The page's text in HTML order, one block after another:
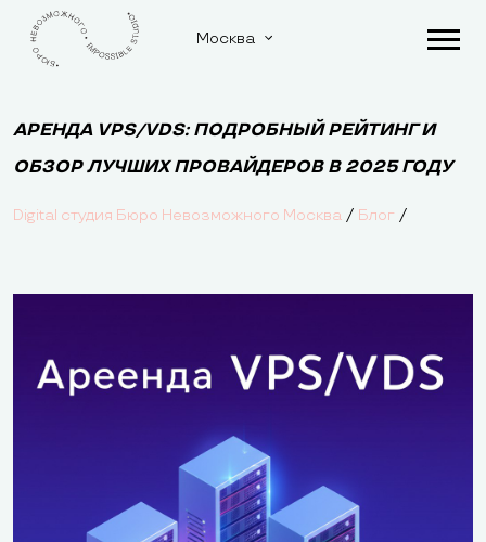
Москва
АРЕНДА VPS/VDS: ПОДРОБНЫЙ РЕЙТИНГ И
ОБЗОР ЛУЧШИХ ПРОВАЙДЕРОВ В 2025 ГОДУ
Digital студия Бюро Невозможного Москва / Блог /